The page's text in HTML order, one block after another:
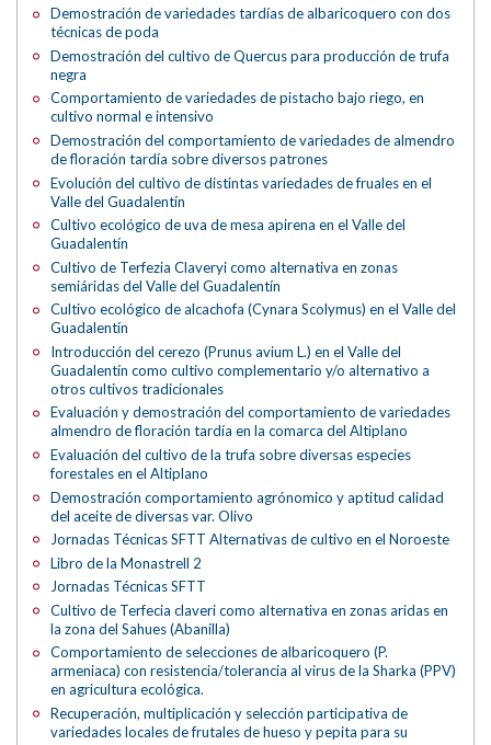
Demostración de variedades tardías de albaricoquero con dos
técnicas de poda
Demostración del cultivo de Quercus para producción de trufa
negra
Comportamiento de variedades de pistacho bajo riego, en
cultivo normal e intensivo
Demostración del comportamiento de variedades de almendro
de floración tardía sobre diversos patrones
Evolución del cultivo de distintas variedades de fruales en el
Valle del Guadalentín
Cultivo ecológico de uva de mesa apirena en el Valle del
Guadalentín
Cultivo de Terfezia Claveryi como alternativa en zonas
semiáridas del Valle del Guadalentín
Cultivo ecológico de alcachofa (Cynara Scolymus) en el Valle del
Guadalentín
Introducción del cerezo (Prunus avium L.) en el Valle del
Guadalentín como cultivo complementario y/o alternativo a
otros cultivos tradicionales
Evaluación y demostración del comportamiento de variedades
almendro de floración tardía en la comarca del Altiplano
Evaluación del cultivo de la trufa sobre diversas especies
forestales en el Altiplano
Demostración comportamiento agrónomico y aptitud calidad
del aceite de diversas var. Olivo
Jornadas Técnicas SFTT Alternativas de cultivo en el Noroeste
Libro de la Monastrell 2
Jornadas Técnicas SFTT
Cultivo de Terfecia claveri como alternativa en zonas aridas en
la zona del Sahues (Abanilla)
Comportamiento de selecciones de albaricoquero (P.
armeniaca) con resistencia/tolerancia al virus de la Sharka (PPV)
en agricultura ecológica.
Recuperación, multiplicación y selección participativa de
variedades locales de frutales de hueso y pepita para su